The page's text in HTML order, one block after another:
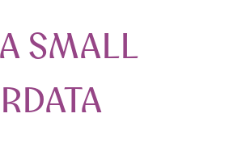
SMALL